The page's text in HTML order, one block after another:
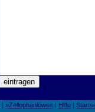
| »Zellophanlöwe«| Hilfe|